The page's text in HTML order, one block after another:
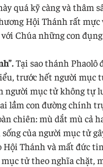
quá kỹ càng và thâm
Hội Thánh rất
Chúa những con
Tại sao thánh Phaolô
trước hết người
người mục tử không tự
lầm con đường chính
chiên: mù dắt mù cả
sống của người mục tử
Thánh và mất đức
tử theo nghĩa chặt,